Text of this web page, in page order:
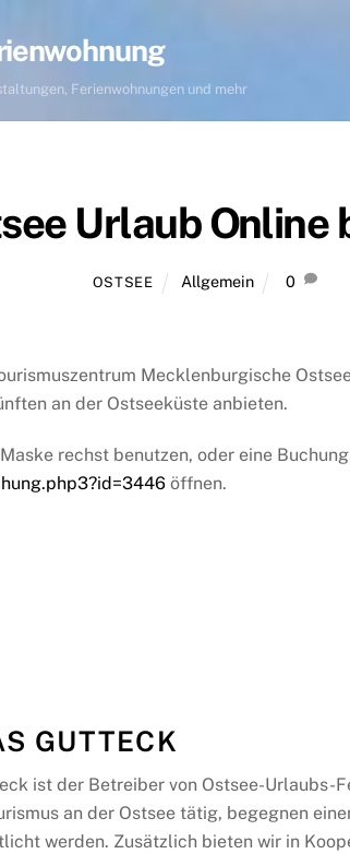
Ferienwohnungen und mehr
Urlaub Online
OSTSEE Allgemein 0
Mecklenburgische
an der Ostseeküste anbieten.
rechst benutzen, oder eine
öffnen.
GUTTECK
ist der Betreiber von Ostsee-Urlaubs-
an der Ostsee tätig, begegnen
werden. Zusätzlich bieten wir in